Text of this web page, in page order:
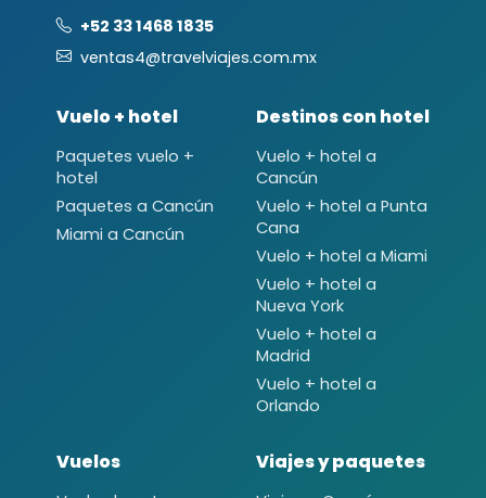
+52 33 1468 1835
ventas4@travelviajes.com.mx
Vuelo + hotel
Paquetes vuelo +
hotel
Paquetes a Cancún
Miami a Cancún
Destinos con hotel
Vuelo + hotel a
Cancún
Vuelo + hotel a Punta
Cana
Vuelo + hotel a Miami
Vuelo + hotel a
Nueva York
Vuelo + hotel a
Madrid
Vuelo + hotel a
Orlando
Vuelos Viajes y paquetes